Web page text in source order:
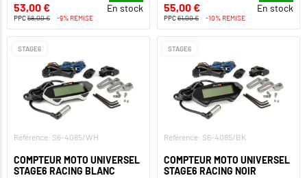
53,00 € En stock
PPC58,00 € -9% REMISE
55,00 € En stock
PPC61,00 € -10% REMISE
STAGE6
Référence: S6-4085/WH
COMPTEUR MOTO UNIVERSEL
STAGE6 RACING BLANC
STAGE6
Référence: S6-4085/BK
COMPTEUR MOTO UNIVERSEL
STAGE6 RACING NOIR